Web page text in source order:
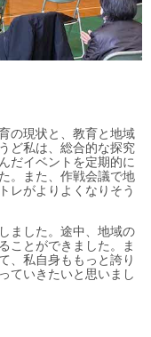
の現状と、教育と地域
ど私は、総合的な探究
だイベントを定期的に
。また、作戦会議で地
レがよりよくなりそう
ました。途中、地域の
ことができました。ま
、私自身ももっと誇り
ていきたいと思いまし